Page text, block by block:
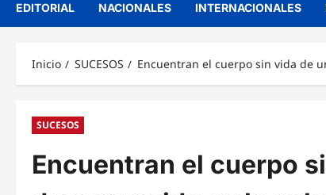
EDITORIAL NACIONALES INTERNACIONALES
Inicio SUCESOS Encuentran el cuerpo sin vida de
SUCESOS
Encuentran el cuerpo